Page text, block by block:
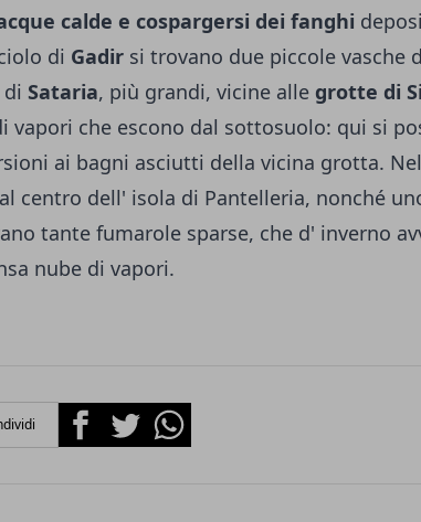
calde e cospargersi dei fanghi
di Gadir si trovano due piccole vasche
Sataria, più grandi, vicine alle grotte di
vapori che escono dal sottosuolo: qui si
ai bagni asciutti della vicina grotta.
centro dell' isola di Pantelleria, nonché
tante fumarole sparse, che d' inverno
nube di vapori.
FacebookTwitterWhatsapp